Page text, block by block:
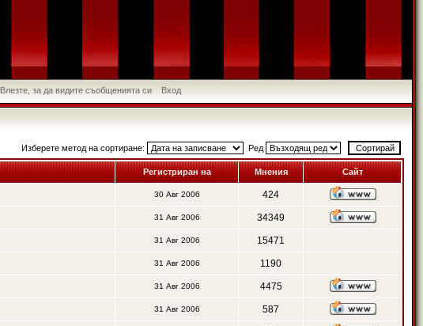
Влезте, за да видите съобщенията си Вход
Изберете метод на сортиране: Ред
Регистриран на Мнения Сайт
30 Авг 2006 424
31 Авг 2006 34349
31 Авг 2006 15471
31 Авг 2006 1190
31 Авг 2006 4475
31 Авг 2006 587